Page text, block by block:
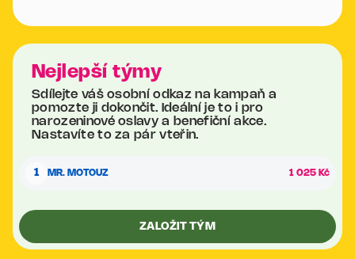
Nejlepší týmy
Sdílejte váš osobní odkaz na kampaň a
pomozte ji dokončit. Ideální je to i pro
narozeninové oslavy a benefiční akce.
Nastavíte to za pár vteřin.
1 MR. MOTOUZ 1 025 Kč
ZALOŽIT TÝM